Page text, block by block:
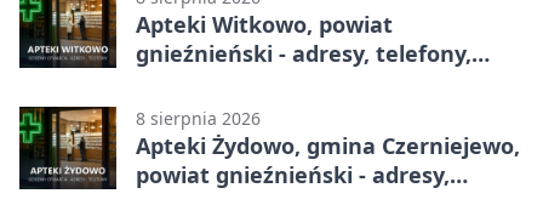
Apteki Witkowo, powiat
gnieźnieński - adresy, telefony,
8 sierpnia 2026
Apteki Żydowo, gmina Czerniejewo,
powiat gnieźnieński - adresy,